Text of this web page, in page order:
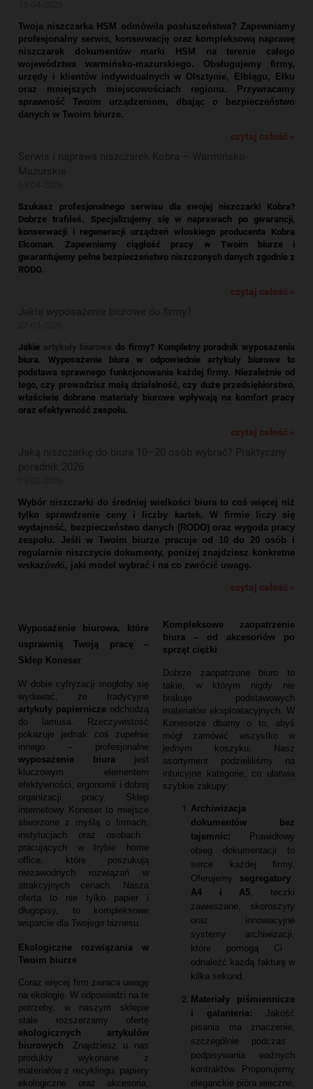
Twoja niszczarka HSM odmówiła posłuszeństwa? Zapewniamy
profesjonalny serwis, konserwację oraz kompleksową naprawę
niszczarek dokumentów marki HSM na terenie całego
województwa warmińsko-mazurskiego. Obsługujemy firmy,
urzędy i klientów indywidualnych w Olsztynie, Elblągu, Ełku
oraz mniejszych miejscowościach regionu. Przywracamy
sprawność Twoim urządzeniom, dbając o bezpieczeństwo
danych w Twoim biurze.
czytaj całość »
Serwis i naprawa niszczarek Kobra – Warmińsko-
Mazurskie
Szukasz profesjonalnego serwisu dla swojej niszczarki Kobra?
Dobrze trafiłeś. Specjalizujemy się w naprawach po gwarancji,
konserwacji i regeneracji urządzeń włoskiego producenta Kobra
Elcoman. Zapewniamy ciągłość pracy w Twoim biurze i
gwarantujemy pełne bezpieczeństwo niszczonych danych zgodnie z
RODO.
czytaj całość »
Jakie wyposażenie biurowe do firmy?
Jakie artykuły biurowe do firmy? Kompletny poradnik wyposażenia
biura. Wyposażenie biura w odpowiednie artykuły biurowe to
podstawa sprawnego funkcjonowania każdej firmy. Niezależnie od
tego, czy prowadzisz małą działalność, czy duże przedsiębiorstwo,
właściwie dobrane materiały biurowe wpływają na komfort pracy
oraz efektywność zespołu.
czytaj całość »
Jaką niszczarkę do biura 10–20 osób wybrać? Praktyczny
poradnik 2026
Wybór niszczarki do średniej wielkości biura to coś więcej niż
tylko sprawdzenie ceny i liczby kartek. W firmie liczy się
wydajność, bezpieczeństwo danych (RODO) oraz wygoda pracy
zespołu. Jeśli w Twoim biurze pracuje od 10 do 20 osób i
regularnie niszczycie dokumenty, poniżej znajdziesz konkretne
wskazówki, jaki model wybrać i na co zwrócić uwagę.
czytaj całość »
Wyposażenie biurowa, które
usprawnią Twoją pracę –
Sklep Koneser
W dobie cyfryzacji mogłoby się
wydawać,
że tradycyjne
artykuły papiernicze odchodzą
do lamusa. Rzeczywistość
pokazuje jednak coś zupełnie
innego – profesjonalne
wyposażenie biura jest
kluczowym elementem
efektywności, ergonomii i dobrej
organizacji pracy. Sklep
internetowy Koneser to miejsce
stworzone z myślą o firmach,
instytucjach oraz osobach
pracujących w trybie home
office,
które poszukują
niezawodnych rozwiązań w
atrakcyjnych cenach.
Nasza
oferta to nie tylko papier i
długopisy,
to kompleksowe
wsparcie dla Twojego biznesu.
Ekologiczne rozwiązania w
Twoim biurze
Coraz więcej firm zwraca uwagę
na ekologię. W odpowiedzi na te
potrzeby,
w naszym sklepie
stale rozszerzamy ofertę
ekologicznych artykułów
biurowych
Znajdziesz u nas
produkty wykonane z
materiałów z recyklingu,
papiery
ekologiczne oraz akcesoria,
Kompleksowe zaopatrzenie
biura – od akcesoriów po
sprzęt ciężki
Dobrze zaopatrzone biuro to
takie,
w którym nigdy nie
brakuje podstawowych
materiałów eksploatacyjnych.
W
Koneserze dbamy o to,
abyś
mógł zamówić wszystko w
jednym koszyku.
Nasz
asortyment podzieliliśmy na
intuicyjne kategorie,
co ułatwia
szybkie zakupy:
Archiwizacja
dokumentów bez
tajemnic: Prawidłowy
obieg dokumentacji to
serce każdej firmy.
Oferujemy segregatory
A4 i A5
teczki
zawieszane,
skoroszyty
oraz innowacyjne
systemy archiwizacji,
które pomogą Ci
odnaleźć każdą fakturę w
kilka sekund.
Materiały piśmiennicze
i galanteria: Jakość
pisania ma znaczenie,
szczególnie podczas
podpisywania ważnych
kontraktów.
Proponujemy
eleganckie pióra wieczne,